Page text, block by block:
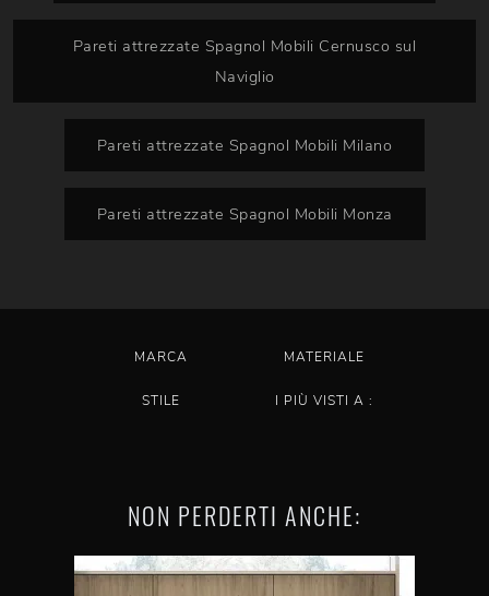
Pareti attrezzate Spagnol Mobili Cernusco sul
Naviglio
Pareti attrezzate Spagnol Mobili Milano
Pareti attrezzate Spagnol Mobili Monza
MARCA MATERIALE
STILE I PIÙ VISTI A :
NON PERDERTI ANCHE: